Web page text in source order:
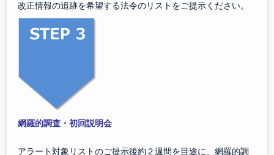
改正情報の追跡を希望する法令のリストをご提示ください。
網羅的調査・初回説明会
アラート対象リストのご提示後約２週間を目途に、網羅的調